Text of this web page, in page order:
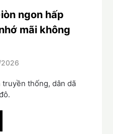
ngon hấp
mãi không
truyền thống, dân dã